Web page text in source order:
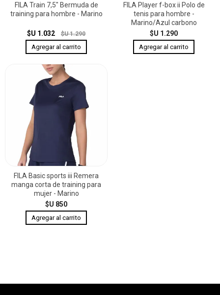
FILA Train 7,5" Bermuda de
training para hombre - Marino
$U 1.032 $U 1.290
FILA Player f-box ii Polo de
tenis para hombre -
Marino/Azul carbono
$U 1.290
FILA Basic sports iii Remera
manga corta de training para
mujer - Marino
$U 850